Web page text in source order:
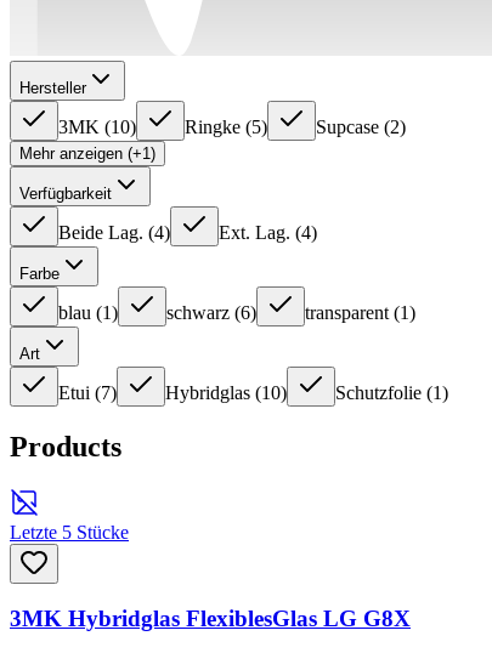
Hersteller
3MK (10) Ringke (5) Supcase (2)
Mehr anzeigen (+1)
Verfügbarkeit
Beide Lag. (4) Ext. Lag. (4)
Farbe
blau (1) schwarz (6) transparent (1)
Art
Etui (7) Hybridglas (10) Schutzfolie (1)
Products
Letzte 5 Stücke
3MK Hybridglas FlexiblesGlas LG G8X